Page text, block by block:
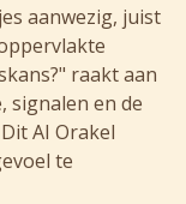
aanwezig, juist
raakt aan
signalen en de
AI Orakel
te